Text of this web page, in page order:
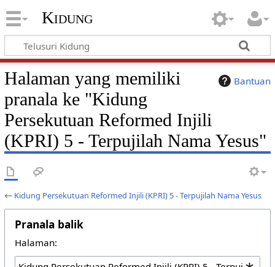
Kidung
Bantuan
Halaman yang memiliki
pranala ke "Kidung
Persekutuan Reformed Injili
(KPRI) 5 - Terpujilah Nama Yesus"
← Kidung Persekutuan Reformed Injili (KPRI) 5 - Terpujilah Nama Yesus
Pranala balik
Halaman: